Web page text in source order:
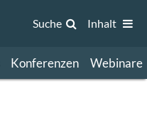
Konferenzen Webinare
Suche Inhalt